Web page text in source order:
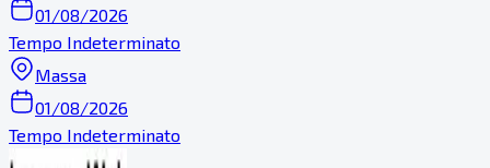
01/08/2026
Tempo Indeterminato
Massa
01/08/2026
Tempo Indeterminato